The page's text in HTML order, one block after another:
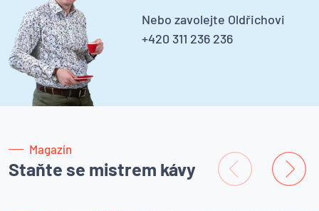
Nebo zavolejte Oldřichovi
+420 311 236 236
Magazín
Staňte se mistrem kávy